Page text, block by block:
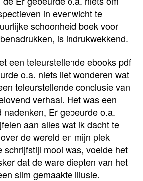
in evenwicht te
schoonheid boek voor
is indrukwekkend.
een teleurstellende ebooks pdf
o.a. niets liet wonderen wat
teleurstellende conclusie van
verhaal. Het was een
nadenken, Er gebeurde o.a.
aan alles wat ik dacht te
de wereld en mijn plek
schrijfstijl mooi was, voelde het
dat de ware diepten van het
slim gemaakte illusie.